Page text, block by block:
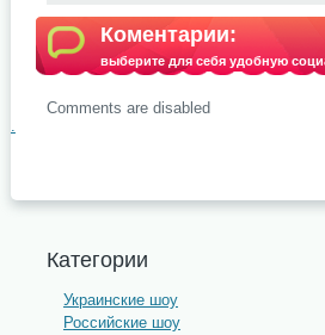
Коментарии:
выберите для себя удобную
Comments are disabled
.
Категории
Украинские шоу
Российские шоу